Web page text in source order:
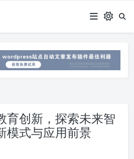
育创新，探索未来智
模式与应用前景